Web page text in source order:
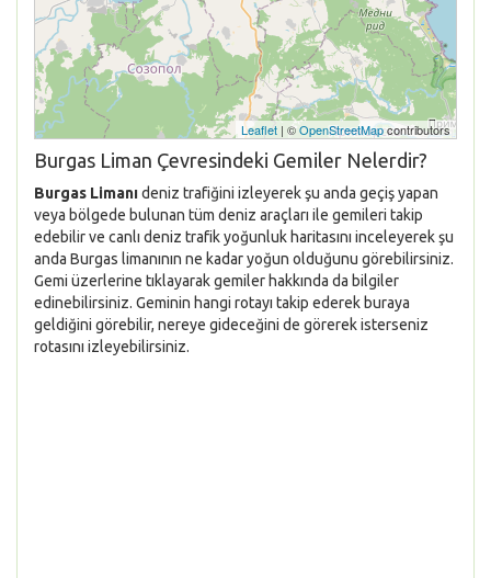
Leaflet | ©OpenStreetMapcontributors
Burgas Liman Çevresindeki Gemiler Nelerdir?
Burgas Limanıdeniz trafiğini izleyerek şu anda geçiş yapan
veya bölgede bulunan tüm deniz araçları ile gemileri takip
edebilir ve canlı deniz trafik yoğunluk haritasını inceleyerek şu
anda Burgas limanının ne kadar yoğun olduğunu görebilirsiniz.
Gemi üzerlerine tıklayarak gemiler hakkında da bilgiler
edinebilirsiniz. Geminin hangi rotayı takip ederek buraya
geldiğini görebilir, nereye gideceğini de görerek isterseniz
rotasını izleyebilirsiniz.